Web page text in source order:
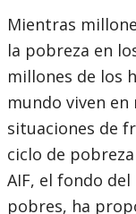
Mientras
la pobreza en
millones de los
mundo viven
situaciones de
ciclo de
AIF, el fondo
pobres, ha